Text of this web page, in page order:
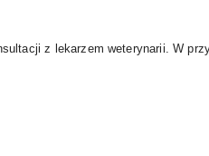
z lekarzem weterynarii. W